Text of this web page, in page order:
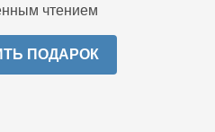
чтением
ПОДАРОК